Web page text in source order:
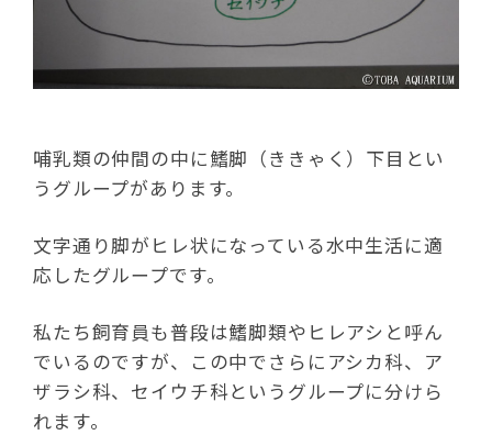
哺乳類の仲間の中に鰭脚（ききゃく）下目とい
うグループがあります。
文字通り脚がヒレ状になっている水中生活に適
応したグループです。
私たち飼育員も普段は鰭脚類やヒレアシと呼ん
でいるのですが、この中でさらにアシカ科、ア
ザラシ科、セイウチ科というグループに分けら
れます。